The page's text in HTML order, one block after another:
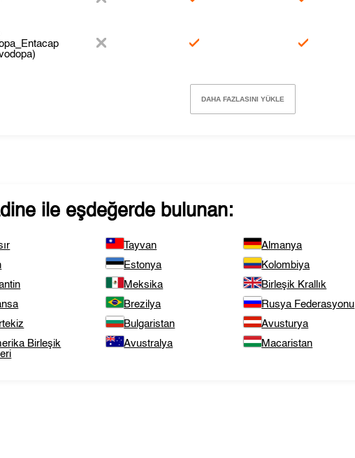
DAHA FAZLASINI YÜKLE
ile eşdeğerde bulunan:
Tayvan Almanya
Estonya Kolombiya
Meksika Birleşik Krallık
Brezilya Rusya Federasyonu
Bulgaristan Avusturya
Birleşik
Avustralya Macaristan